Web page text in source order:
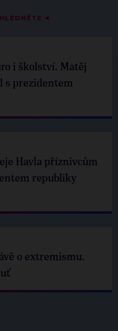
◀
i školství. Matěj
s prezidentem
Havla příznivcům
republiky
o extremismu.